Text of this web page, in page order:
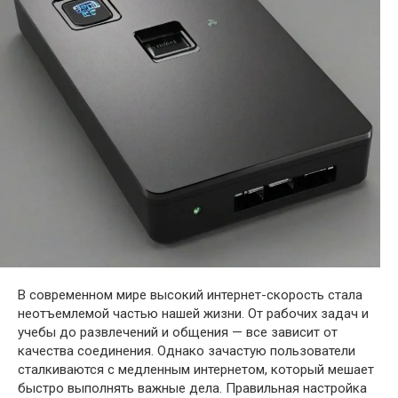
В современном мире высокий интернет-скорость стала
неотъемлемой частью нашей жизни. От рабочих задач и
учебы до развлечений и общения — все зависит от
качества соединения. Однако зачастую пользователи
сталкиваются с медленным интернетом, который мешает
быстро выполнять важные дела. Правильная настройка